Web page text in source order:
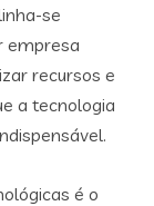
se
empresa
recursos e
a tecnologia
é o